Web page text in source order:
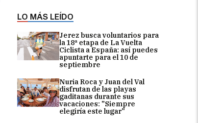
LO MÁS LEÍDO
Jerez busca voluntarios para
la 18ª etapa de La Vuelta
Ciclista a España: así puedes
apuntarte para el 10 de
septiembre
Nuria Roca y Juan del Val
disfrutan de las playas
gaditanas durante sus
vacaciones: "Siempre
elegiría este lugar"